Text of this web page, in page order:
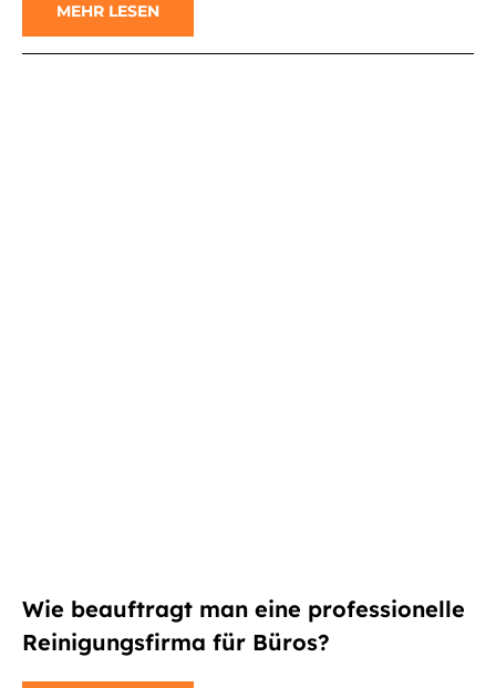
MEHR LESEN
Wie beauftragt man eine professionelle
Reinigungsfirma für Büros?